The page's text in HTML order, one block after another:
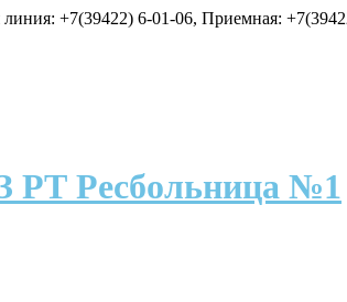
+7(39422) 6-01-06, Приемная:
РТ Ресбольница №1